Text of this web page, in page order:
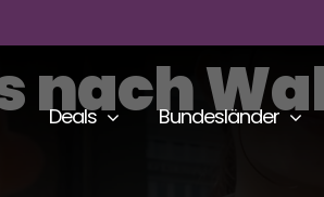
Deals Bundesländer
nach